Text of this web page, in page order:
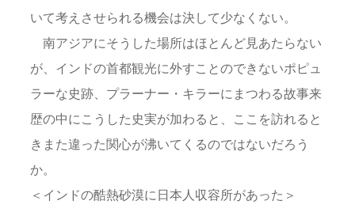
いて考えさせられる機会は決して少なくない。
南アジアにそうした場所はほとんど見あたらない
が、インドの首都観光に外すことのできないポピュ
ラーな史跡、プラーナー・キラーにまつわる故事来
歴の中にこうした史実が加わると、ここを訪れると
きまた違った関心が沸いてくるのではないだろう
か。
＜インドの酷熱砂漠に日本人収容所があった＞